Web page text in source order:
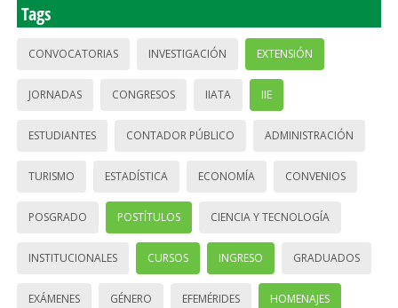
Tags
CONVOCATORIAS INVESTIGACIÓN EXTENSIÓN
JORNADAS CONGRESOS IIATA IIE
ESTUDIANTES CONTADOR PÚBLICO ADMINISTRACIÓN
TURISMO ESTADÍSTICA ECONOMÍA CONVENIOS
POSGRADO POSTÍTULOS CIENCIA Y TECNOLOGÍA
INSTITUCIONALES CURSOS INGRESO GRADUADOS
EXÁMENES GÉNERO EFEMÉRIDES HOMENAJES